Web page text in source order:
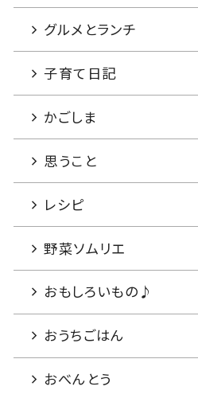
グルメとランチ
子育て日記
かごしま
思うこと
レシピ
野菜ソムリエ
おもしろいもの♪
おうちごはん
おべんとう